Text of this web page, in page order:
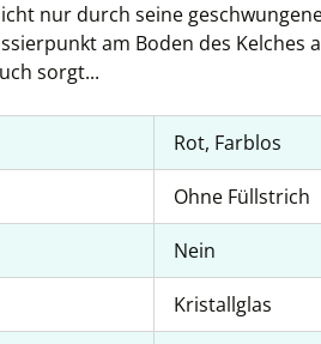
nur durch seine
am Boden des Kelches
sorgt...
Rot, Farblos
Ohne Füllstrich
Nein
Kristallglas